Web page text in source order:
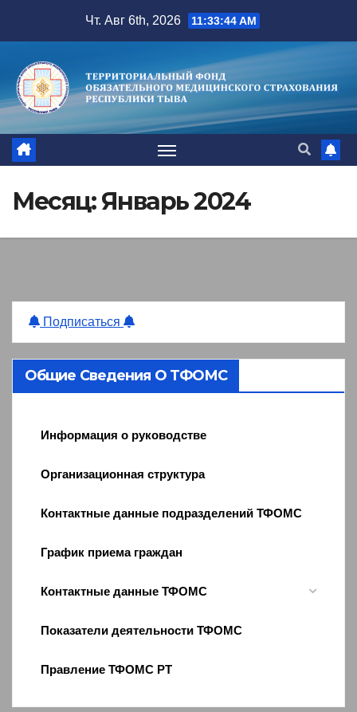
содержимому
Чт. Авг 6th, 2026 11:33:44 AM
Месяц:Январь 2024
Подписаться
Общие Сведения О ТФОМС
Информация о руководстве
Организационная структура
Контактные данные подразделений ТФОМС
График приема граждан
Контактные данные ТФОМС
Показатели деятельности ТФОМС
Правление ТФОМС РТ